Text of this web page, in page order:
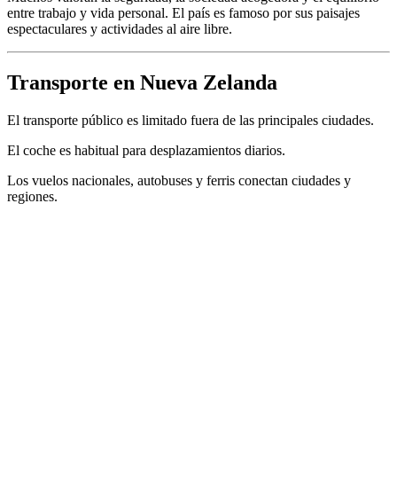
entre trabajo y vida personal. El país es famoso por sus paisajes
espectaculares y actividades al aire libre.
Transporte en Nueva Zelanda
El transporte público es limitado fuera de las principales ciudades.
El coche es habitual para desplazamientos diarios.
Los vuelos nacionales, autobuses y ferris conectan ciudades y
regiones.